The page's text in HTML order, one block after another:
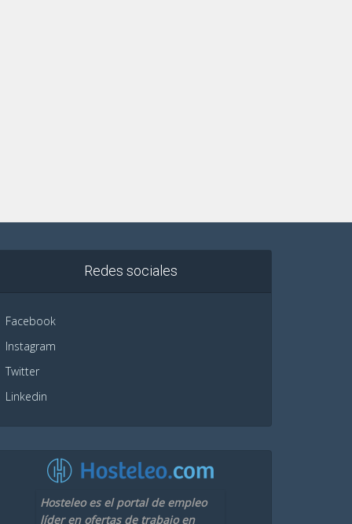
Redes sociales
Facebook
Instagram
Twitter
Linkedin
Hosteleo es el portal de empleo
líder en ofertas de trabajo en